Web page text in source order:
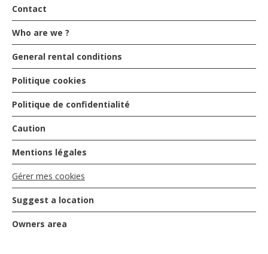
Contact
Who are we ?
General rental conditions
Politique cookies
Politique de confidentialité
Caution
Mentions légales
Gérer mes cookies
Suggest a location
Owners area